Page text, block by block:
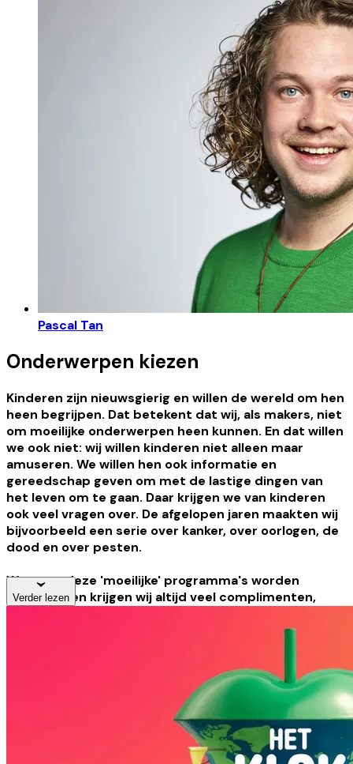
Pascal Tan
Onderwerpen kiezen
Kinderen zijn nieuwsgierig en willen de wereld om hen
heen begrijpen. Dat betekent dat wij, als makers, niet
om moeilijke onderwerpen heen kunnen. En dat willen
we ook niet: wij willen kinderen niet alleen maar
amuseren. We willen hen ook informatie en
gereedschap geven om met de lastige dingen van
het leven om te gaan. Daar krijgen we van kinderen
ook veel vragen over. De afgelopen jaren maakten wij
bijvoorbeeld een serie over kanker, over oorlogen, de
dood en over pesten.
Wanneer deze 'moeilijke' programma's worden
uitgezonden krijgen wij altijd veel complimenten,
dat Het Klokhuis hun kinderen niet moet lastig vallen
televisie snel uit als er een aflevering langs komt die
bijvoorbeeld gaat over cremeren of over kanker. Een
vader drukte het heel treffend uit: "Ik kijk liever met
mijn kind naar een aflevering over hoe lollies gemaakt
Verder lezen